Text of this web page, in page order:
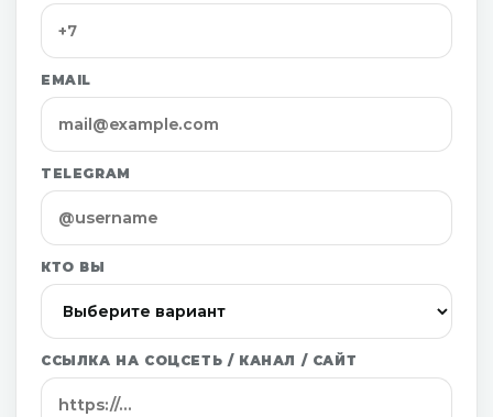
EMAIL
TELEGRAM
КТО ВЫ
ССЫЛКА НА СОЦСЕТЬ / КАНАЛ / САЙТ